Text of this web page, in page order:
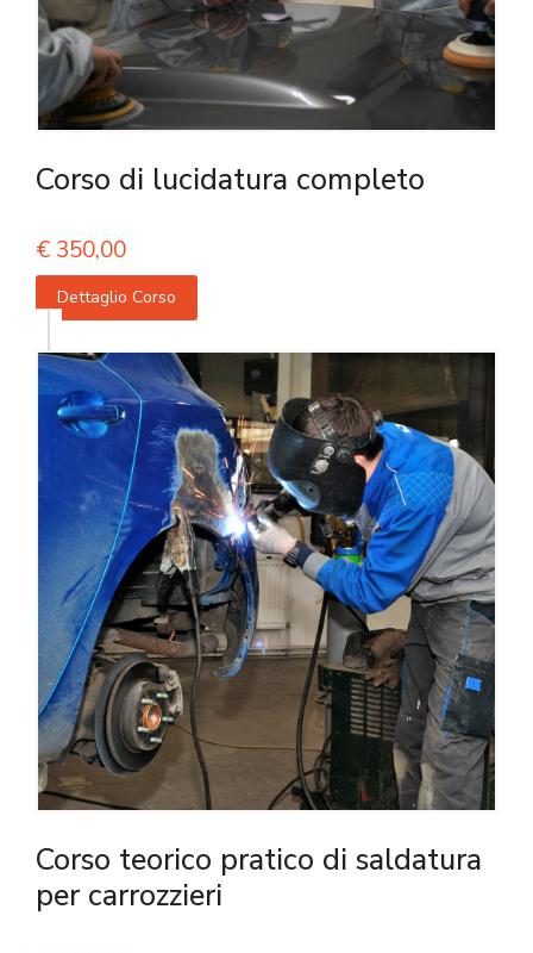
Corso di lucidatura completo
€ 350,00
Dettaglio Corso
Corso teorico pratico di saldatura
per carrozzieri